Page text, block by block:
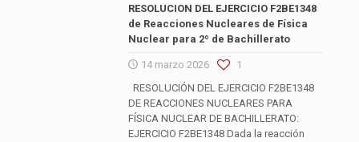
RESOLUCION DEL EJERCICIO F2BE1348
de Reacciones Nucleares de Física
Nuclear para 2º de Bachillerato
14 marzo 2026
1
RESOLUCIÓN DEL EJERCICIO F2BE1348
DE REACCIONES NUCLEARES PARA
FÍSICA NUCLEAR DE BACHILLERATO:
EJERCICIO F2BE1348 Dada la reacción